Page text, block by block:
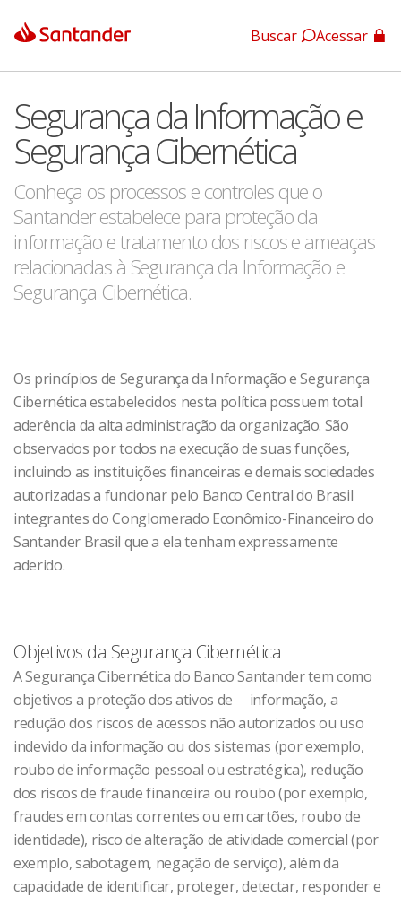
App Santander
App Santander Empresas
Buscar Acessar
Segurança da Informação e
Segurança Cibernética
Conheça os processos e controles que o
Santander estabelece para proteção da
informação e tratamento dos riscos e ameaças
relacionadas à Segurança da Informação e
Segurança Cibernética.
Os princípios de Segurança da Informação e Segurança
Cibernética estabelecidos nesta política possuem total
aderência da alta administração da organização. São
observados por todos na execução de suas funções,
incluindo as instituições financeiras e demais sociedades
autorizadas a funcionar pelo Banco Central do Brasil
integrantes do Conglomerado Econômico-Financeiro do
Santander Brasil que a ela tenham expressamente
aderido.
Objetivos da Segurança Cibernética
A Segurança Cibernética do Banco Santander tem como
objetivos a proteção dos ativos de informação, a
redução dos riscos de acessos não autorizados ou uso
indevido da informação ou dos sistemas (por exemplo,
roubo de informação pessoal ou estratégica), redução
dos riscos de fraude financeira ou roubo (por exemplo,
fraudes em contas correntes ou em cartões, roubo de
identidade), risco de alteração de atividade comercial (por
exemplo, sabotagem, negação de serviço), além da
capacidade de identificar, proteger, detectar, responder e